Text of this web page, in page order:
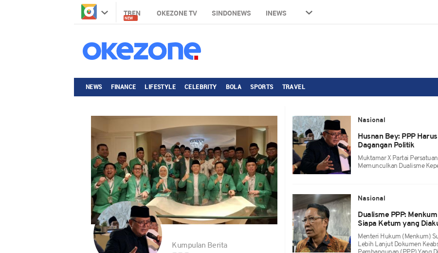
TREN
NEW
OKEZONE TV SINDONEWS INEWS
NEWS FINANCE LIFESTYLE CELEBRITY BOLA SPORTS TRAVEL
Kumpulan Berita
Nasional
Husnan Bey: PPP
Dagangan Politik
Muktamar X Partai
Memunculkan Dualisme
Nasional
Dualisme PPP:
Siapa Ketum yang
Menteri Hukum (Menkum)
Lebih Lanjut Dokumen